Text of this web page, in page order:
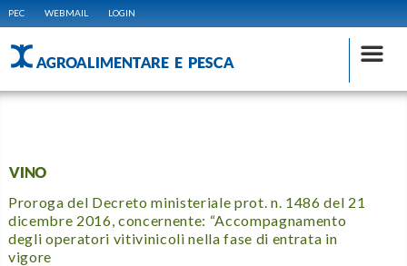
PEC WEBMAIL LOGIN
AGROALIMENTARE E PESCA
VINO
Proroga del Decreto ministeriale prot. n. 1486 del 21
dicembre 2016, concernente: “Accompagnamento
degli operatori vitivinicoli nella fase di entrata in
vigore